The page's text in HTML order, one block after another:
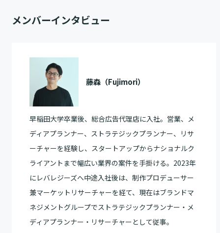
メンバーインタビュー
藤森（Fujimori）
早稲田大学卒業後、総合広告代理店に入社。営業、メ
ディアプランナー、ストラテジックプランナー、リサ
ーチャーを経験し、スタートアップからナショナルク
ライアントまで幅広い業界の案件を手掛ける。2023年
にレバレジーズへ中途入社後は、制作プロデューサー
兼マーケットリサーチャーを経て、現在はブランドマ
ネジメントグループでストラテジックプランナー・メ
ディアプランナー・リサーチャーとして従事。